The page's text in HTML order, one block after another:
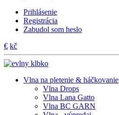
Prihlásenie
Registrácia
Zabudol som heslo
€ kč
Vlna na pletenie & háčkovanie
Vlna Drops
Vlna Lana Gatto
Vlna BC GARN